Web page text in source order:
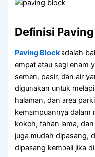
Definisi
Paving Blockadalah
empat atau segi enam
semen, pasir, dan air
digunakan untuk
halaman, dan area
kemampuannya dalam
kokoh, tahan lama,
juga mudah dipasang,
dipasang kembali jika